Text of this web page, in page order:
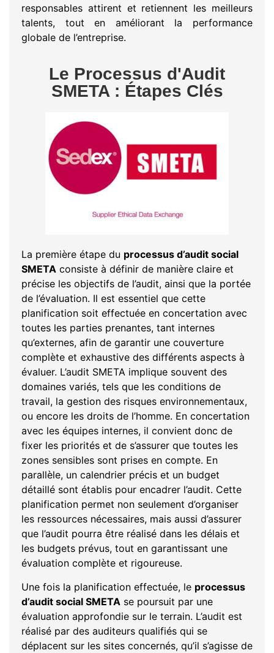
responsables attirent et retiennent les meilleurs
talents, tout en améliorant la performance
globale de l’entreprise.
Le Processus d'Audit
SMETA : Étapes Clés
La première étape du processus d’audit social
SMETA consiste à définir de manière claire et
précise les objectifs de l’audit, ainsi que la portée
de l’évaluation. Il est essentiel que cette
planification soit effectuée en concertation avec
toutes les parties prenantes, tant internes
qu’externes, afin de garantir une couverture
complète et exhaustive des différents aspects à
évaluer. L’audit SMETA implique souvent des
domaines variés, tels que les conditions de
travail, la gestion des risques environnementaux,
ou encore les droits de l’homme. En concertation
avec les équipes internes, il convient donc de
fixer les priorités et de s’assurer que toutes les
zones sensibles sont prises en compte. En
parallèle, un calendrier précis et un budget
détaillé sont établis pour encadrer l’audit. Cette
planification permet non seulement d’organiser
les ressources nécessaires, mais aussi d’assurer
que l’audit pourra être réalisé dans les délais et
les budgets prévus, tout en garantissant une
évaluation complète et rigoureuse.
Une fois la planification effectuée, le processus
d’audit social SMETA se poursuit par une
évaluation approfondie sur le terrain. L’audit est
réalisé par des auditeurs qualifiés qui se
déplacent sur les sites concernés, qu’il s’agisse de